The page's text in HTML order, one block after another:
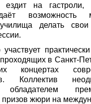
ездит на гастроли,
возможность
делать
в Санкт-
концертах
Коллектив
обладателем
призов жюри на